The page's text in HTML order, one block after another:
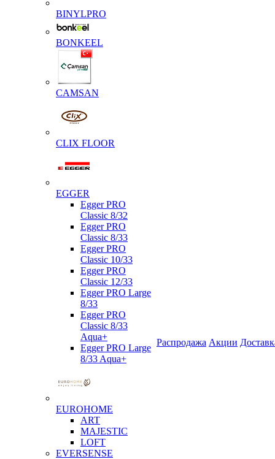
BINYLPRO
BONKEEL
CAMSAN
CLIX FLOOR
EGGER
Egger PRO
Classic 8/32
Egger PRO
Classic 8/33
Egger PRO
Classic 10/33
Egger PRO
Classic 12/33
Egger PRO Large
8/33
Egger PRO
Classic 8/33
Aqua+
Egger PRO Large
8/33 Aqua+
EUROHOME
ART
MAJESTIC
LOFT
EVERSENSE
Распродажа Акции